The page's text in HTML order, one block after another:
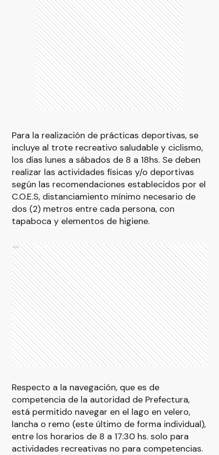
Para la realización de prácticas deportivas, se
incluye al trote recreativo saludable y ciclismo,
los días lunes a sábados de 8 a 18hs. Se deben
realizar las actividades físicas y/o deportivas
según las recomendaciones establecidos por el
C.O.E.S, distanciamiento mínimo necesario de
dos (2) metros entre cada persona, con
tapaboca y elementos de higiene.
Ads
Respecto a la navegación, que es de
competencia de la autoridad de Prefectura,
está permitido navegar en el lago en velero,
lancha o remo (este último de forma individual),
entre los horarios de 8 a 17:30 hs. solo para
actividades recreativas no para competencias.